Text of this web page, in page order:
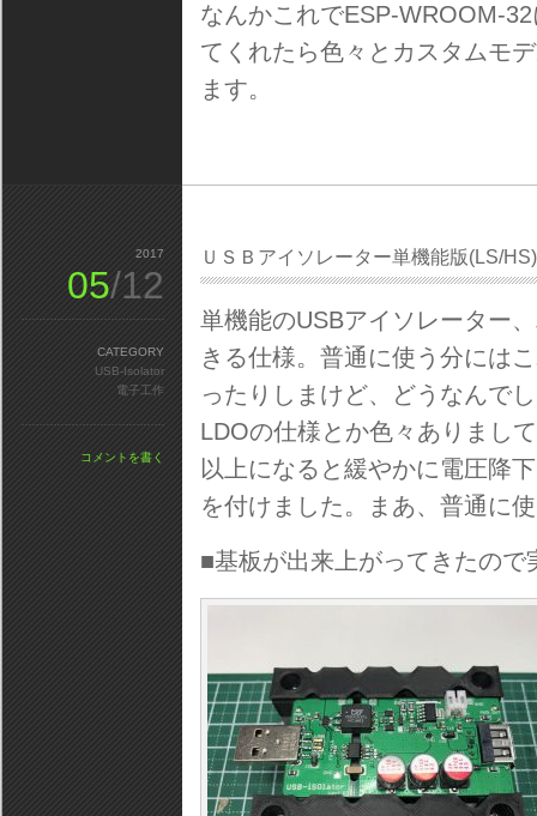
なんかこれでESP-WROOM-
てくれたら色々とカスタムモ
ます。
ＵＳＢアイソレーター単機能版(LS/
単機能のUSBアイソレーター
きる仕様。普通に使う分には
ったりしまけど、どうなんで
LDOの仕様とか色々ありまし
以上になると緩やかに電圧降
を付けました。まあ、普通に
■基板が出来上がってきたので
2017
05/12
CATEGORY
USB-Isolator
電子工作
コメントを書く